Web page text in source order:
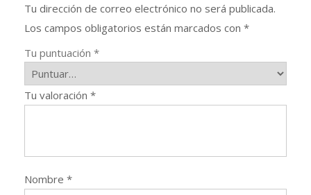
Tu dirección de correo electrónico no será publicada.
Los campos obligatorios están marcados con *
Tu puntuación *
Tu valoración *
Nombre *